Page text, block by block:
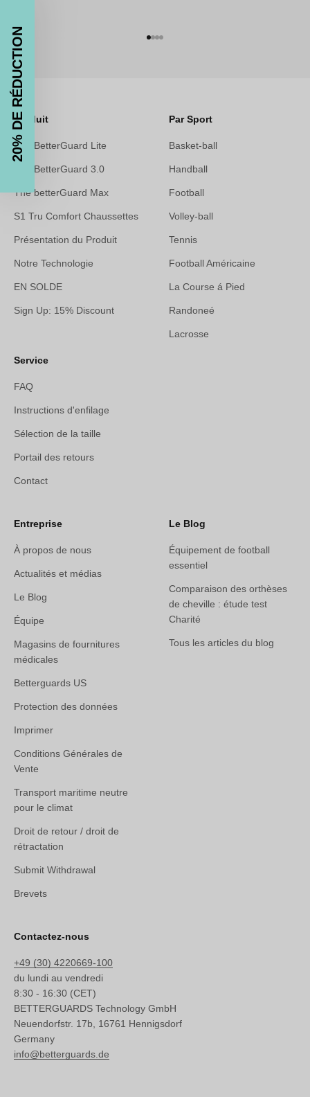
Produit
The BetterGuard Lite
The BetterGuard 3.0
The betterGuard Max
S1 Tru Comfort Chaussettes
Présentation du Produit
Notre Technologie
EN SOLDE
Sign Up: 15% Discount
Service
FAQ
Instructions d'enfilage
Sélection de la taille
Portail des retours
Contact
Par Sport
Basket-ball
Handball
Football
Volley-ball
Tennis
Football Américaine
La Course á Pied
Randoneé
Lacrosse
Entreprise
À propos de nous
Actualités et médias
Le Blog
Équipe
Magasins de fournitures
médicales
Betterguards US
Protection des données
Imprimer
Conditions Générales de
Vente
Transport maritime neutre
pour le climat
Droit de retour / droit de
rétractation
Submit Withdrawal
Brevets
Le Blog
Équipement de football
essentiel
Comparaison des orthèses
de cheville : étude test
Charité
Tous les articles du blog
Contactez-nous
+49 (30) 4220669-100
du lundi au vendredi
8:30 - 16:30 (CET)
BETTERGUARDS Technology GmbH
Neuendorfstr. 17b, 16761 Hennigsdorf
Germany
info@betterguards.de
20% DE RÉDUCTION